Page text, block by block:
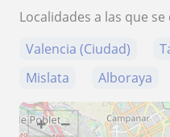
Localidades a las que
Valencia (Ciudad)
Mislata
Alboraya
+ −